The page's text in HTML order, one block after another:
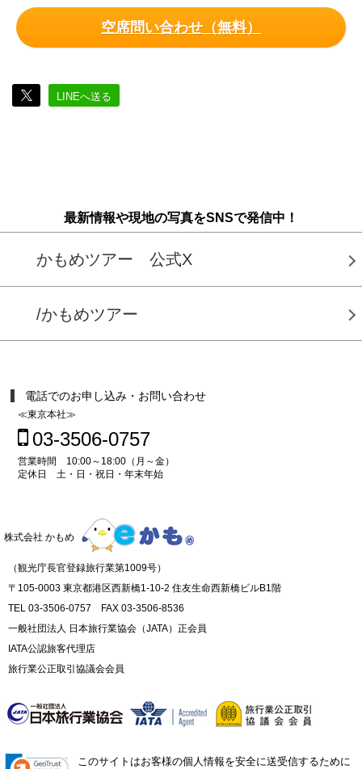
空席問い合わせ（無料）
LINEへ送る
最新情報や現地の写真をSNSで発信中！
かもめツアー 公式X
/かもめツアー
電話でのお申し込み・お問い合わせ
≪東京本社≫
03-3506-0757
営業時間 10:00～18:00（月～金）
定休日 土・日・祝日・年末年始
株式会社 かもめ
（観光庁長官登録旅行業第1009号）
〒105-0003 東京都港区西新橋1-10-2 住友生命西新橋ビルB1階
TEL 03-3506-0757 FAX 03-3506-8536
一般社団法人 日本旅行業協会（JATA）正会員
IATA公認旅客代理店
旅行業公正取引協議会会員
このサイトはお客様の個人情報を安全に送受信するために